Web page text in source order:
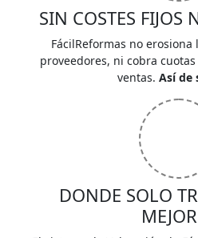
SIN COSTES FIJOS
FácilReformas no
proveedores, ni cobra
ventas. Así de
DONDE SOLO